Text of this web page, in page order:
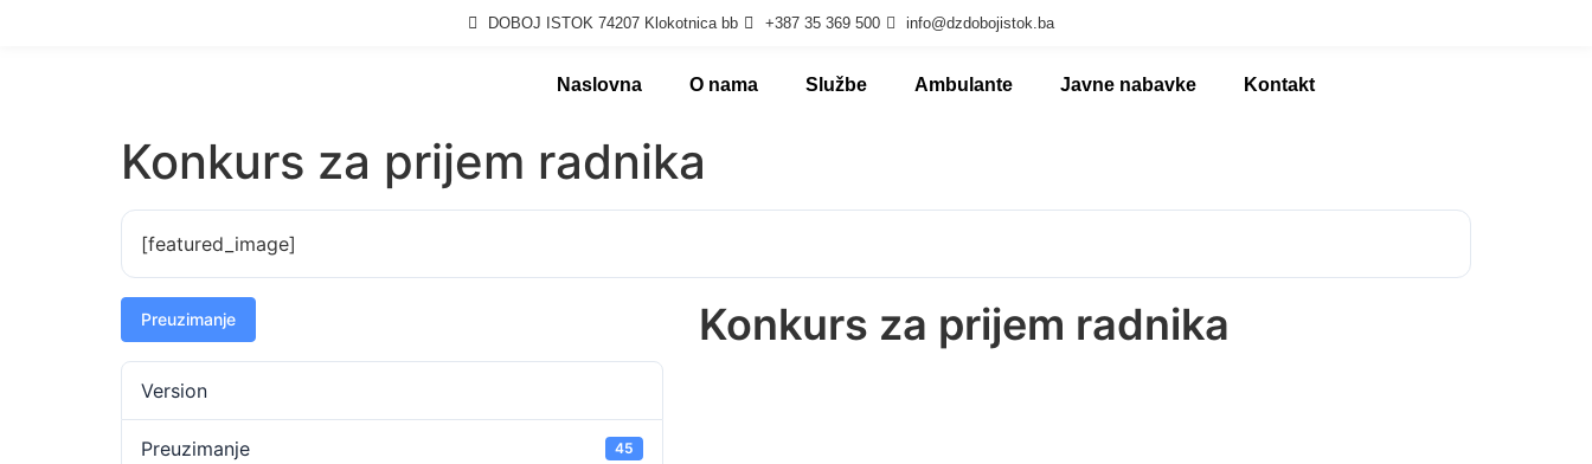
DOBOJ ISTOK 74207 Klokotnica bb +387 35 369 500 info@dzdobojistok.ba
Naslovna O nama Službe Ambulante Javne nabavke Kontakt
Konkurs za prijem radnika
[featured_image]
Preuzimanje
Version
Preuzimanje 45
Konkurs za prijem radnika